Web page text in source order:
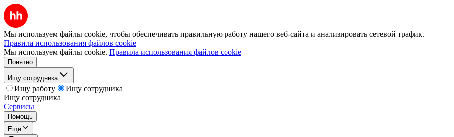
Мы используем файлы cookie, чтобы обеспечивать правильную работу нашего веб-сайта и анализировать сетевой трафик.
Правила использования файлов cookie
Мы используем файлы cookie. Правила использования файлов cookie
Понятно
Ищу сотрудника
Ищу работу
Ищу сотрудника
Ищу сотрудника
Сервисы
Помощь
Ещё